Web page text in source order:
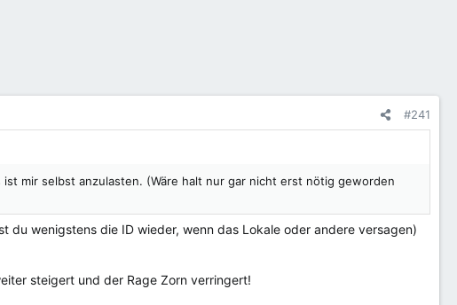
#241
mir selbst anzulasten. (Wäre halt nur gar nicht erst nötig geworden
wenigstens die ID wieder, wenn das Lokale oder andere versagen)
steigert und der Rage Zorn verringert!